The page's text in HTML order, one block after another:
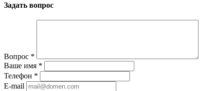
Задать вопрос
Вопрос *
Ваше имя *
Телефон *
E-mail